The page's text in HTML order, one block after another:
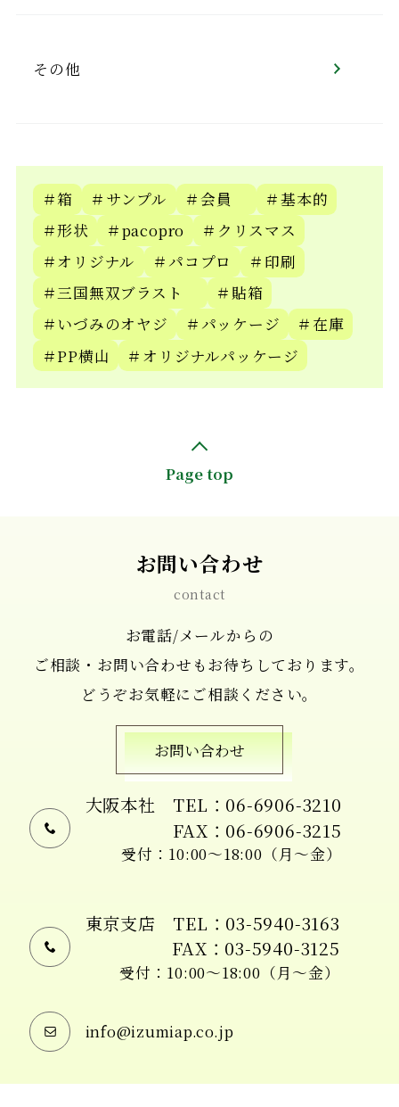
その他
＃箱 ＃サンプル ＃会員
＃基本的
＃形状
＃pacopro
＃クリスマス
＃オリジナル
＃パコプロ
＃印刷
＃三国無双ブラスト
＃貼箱
＃いづみのオヤジ
＃パッケージ
＃在庫
＃PP横山
＃オリジナルパッケージ
Page top
お問い合わせ
contact
お電話/メールからの
ご相談・お問い合わせもお待ちしております。
どうぞお気軽にご相談ください。
お問い合わせ
大阪本社 TEL：06-6906-3210
FAX：06-6906-3215
受付：10:00〜18:00（月〜金）
東京支店 TEL：03-5940-3163
FAX：03-5940-3125
受付：10:00〜18:00（月〜金）
info@izumiap.co.jp